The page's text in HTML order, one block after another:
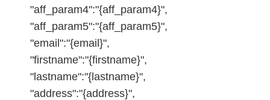
"aff_param4":"{aff_param4}",
"aff_param5":"{aff_param5}",
"email":"{email}",
"firstname":"{firstname}",
"lastname":"{lastname}",
"address":"{address}",